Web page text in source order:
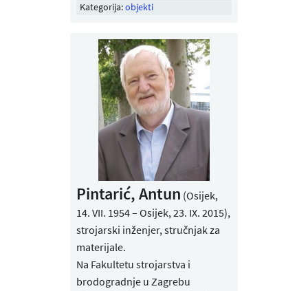
Kategorija:objekti
Pintarić, Antun (Osijek,
14. VII. 1954 – Osijek, 23. IX. 2015),
strojarski inženjer, stručnjak za
materijale.
Na Fakultetu strojarstva i
brodogradnje u Zagrebu